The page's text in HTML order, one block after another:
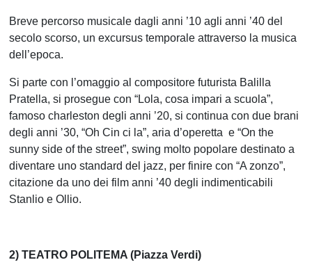
Breve percorso musicale dagli anni ’10 agli anni ’40 del
secolo scorso, un excursus temporale attraverso la musica
dell’epoca.
Si parte con l’omaggio al compositore futurista Balilla
Pratella, si prosegue con “Lola, cosa impari a scuola”,
famoso charleston degli anni ’20, si continua con due brani
degli anni ’30, “Oh Cin ci la”, aria d’operetta e “On the
sunny side of the street”, swing molto popolare destinato a
diventare uno standard del jazz, per finire con “A zonzo”,
citazione da uno dei film anni ’40 degli indimenticabili
Stanlio e Ollio.
2) TEATRO POLITEMA (Piazza Verdi)